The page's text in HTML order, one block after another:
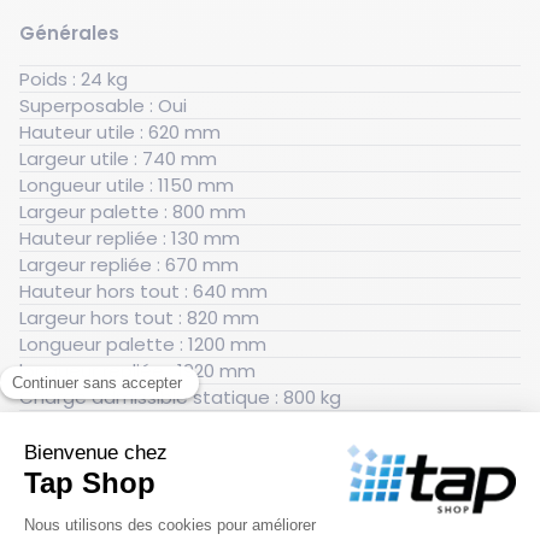
Générales
Poids : 24 kg
Superposable : Oui
Hauteur utile : 620 mm
Largeur utile : 740 mm
Longueur utile : 1150 mm
Largeur palette : 800 mm
Hauteur repliée : 130 mm
Largeur repliée : 670 mm
Hauteur hors tout : 640 mm
Largeur hors tout : 820 mm
Longueur palette : 1200 mm
longueur repliée : 1920 mm
Charge admissible statique : 800 kg
Largeur mailles côté : 120 mm
Longueur mailles côté : 65 mm
Couleur : Gris
Finition : Zingage électrolytique brillant